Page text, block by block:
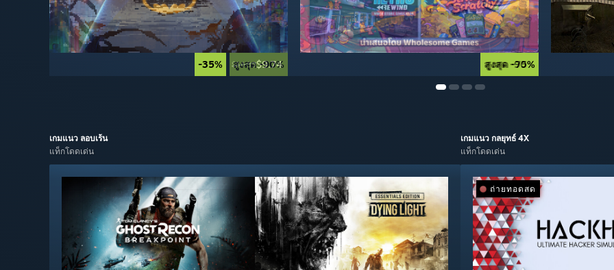
-35% $14.99$9.74 สูงสุด -90%
สูงสุด -90% สูงสุด -75%
-65% $39.99$13.99 -20% $49.99$39.99
-95% $49.99 $2.49 -20% $39.99$31.99
เกมแนว ลอบเร้น
แท็กโดดเด่น
เกมแนว กลยุทธ์ 4X
แท็กโดดเด่น
ถ่ายทอดสด